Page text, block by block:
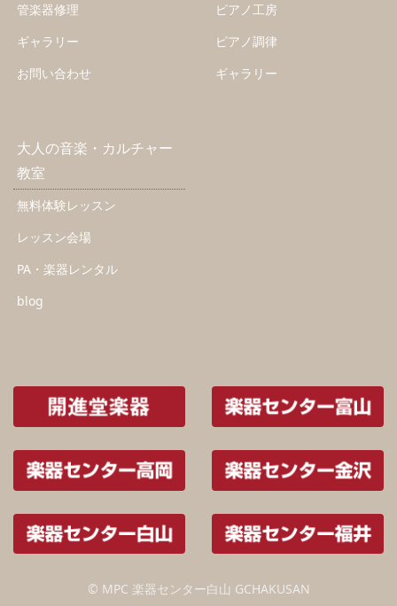
管楽器修理
ギャラリー
お問い合わせ
ピアノ工房
ピアノ調律
ギャラリー
大人の音楽・カルチャー
教室
無料体験レッスン
レッスン会場
PA・楽器レンタル
blog
© MPC 楽器センター白山 GCHAKUSAN